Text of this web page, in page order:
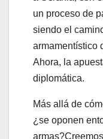
un proceso de
siendo el
armamentístico
Ahora, la
diplomática.
Más allá de
¿se oponen